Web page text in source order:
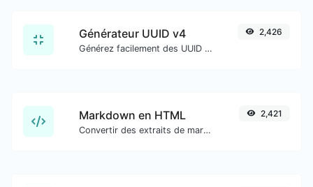
Générateur UUID v4
Générez facilement des UUID v4 (Identifiant unique universel) avec l'aide de notre outil.
2,426
Markdown en HTML
Convertir des extraits de markdown en code HTML brut.
2,421